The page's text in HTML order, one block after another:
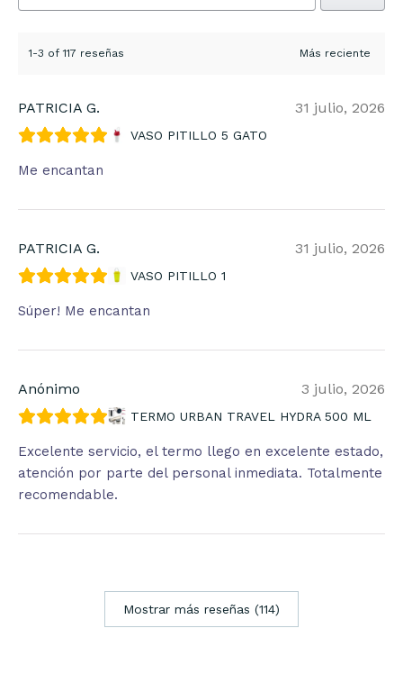
1-3 of 117 reseñas
PATRICIA G. 31 julio, 2026
VASO PITILLO 5 GATO
Me encantan
PATRICIA G. 31 julio, 2026
VASO PITILLO 1
Súper! Me encantan
Anónimo 3 julio, 2026
TERMO URBAN TRAVEL HYDRA 500 ML
Excelente servicio, el termo llego en excelente estado,
atención por parte del personal inmediata. Totalmente
recomendable.
Mostrar más reseñas (114)